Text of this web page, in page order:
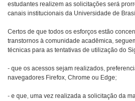
estudantes realizem as solicitações será
canais institucionais da Universidade de
Certos de que todos os esforços estão
transtornos à comunidade acadêmica,
técnicas para as tentativas de utilização do
- que os acessos sejam realizados,
navegadores Firefox, Chrome ou Edge;
- e que, uma vez realizada a solicitação da